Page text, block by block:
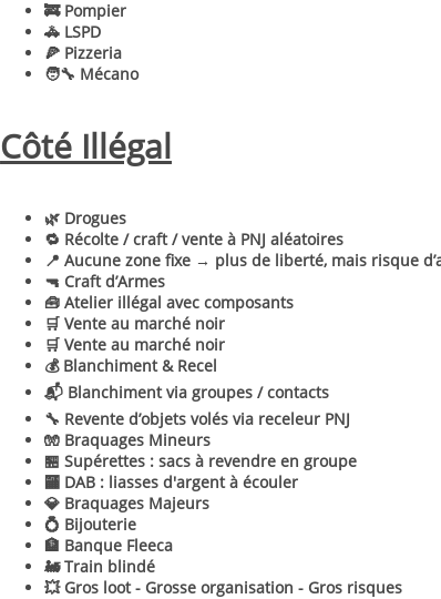
🚒 Pompier
🚓 LSPD
🍕 Pizzeria
🧑‍🔧 Mécano
Côté Illégal
🌿 Drogues
🔁 Récolte / craft / vente à PNJ aléatoires
📍 Aucune zone fixe → plus de liberté, mais risque
🔫 Craft d’Armes
🧰 Atelier illégal avec composants
🛒 Vente au marché noir
🛒 Vente au marché noir
💰 Blanchiment & Recel
📬 Blanchiment via groupes / contacts
🔧 Revente d’objets volés via receleur PNJ
🧤 Braquages Mineurs
🏪 Supérettes : sacs à revendre en groupe
🏧 DAB : liasses d'argent à écouler
💎 Braquages Majeurs
💍 Bijouterie
🏦 Banque Fleeca
🚂 Train blindé
💥 Gros loot - Grosse organisation - Gros risques